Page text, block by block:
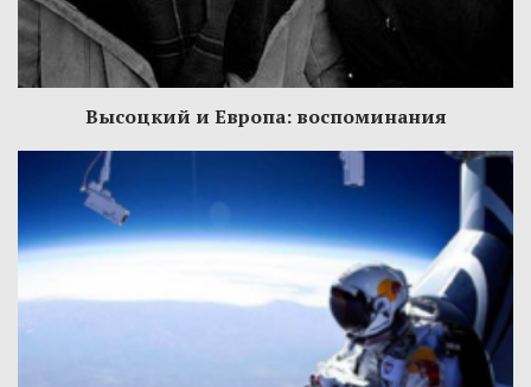
Высоцкий и Европа: воспоминания